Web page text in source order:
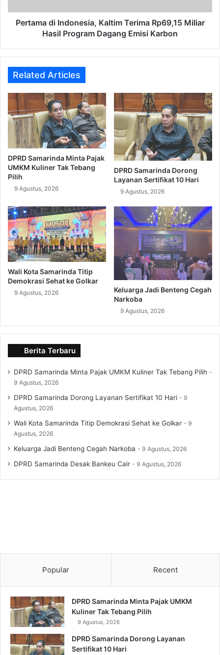
Program
Dagang
Pertama di Indonesia, Kaltim Terima Rp69,15 Miliar
Hasil Program Dagang Emisi Karbon
Related Articles
DPRD Samarinda Minta Pajak
UMKM Kuliner Tak Tebang
Pilih
9 Agustus, 2026
DPRD Samarinda Dorong
Layanan Sertifikat 10 Hari
9 Agustus, 2026
Wali Kota Samarinda Titip
Demokrasi Sehat ke Golkar
9 Agustus, 2026
Keluarga Jadi Benteng Cegah
Narkoba
9 Agustus, 2026
Berita Terbaru
DPRD Samarinda Minta Pajak UMKM Kuliner Tak Tebang Pilih
9 Agustus, 2026
DPRD Samarinda Dorong Layanan Sertifikat 10 Hari
9
Agustus, 2026
Wali Kota Samarinda Titip Demokrasi Sehat ke Golkar
9
Agustus, 2026
Keluarga Jadi Benteng Cegah Narkoba 9 Agustus, 2026
DPRD Samarinda Desak Bankeu Cair 9 Agustus, 2026
Popular Recent
DPRD Samarinda Minta Pajak UMKM
Kuliner Tak Tebang Pilih
9 Agustus, 2026
DPRD Samarinda Dorong Layanan
Sertifikat 10 Hari